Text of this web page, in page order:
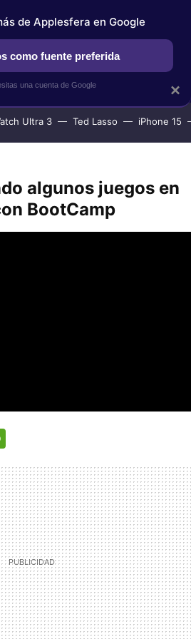
APPLESFERA SELECCIÓN
Ultra 3 Ted Lasso iPhone 15
algunos juegos en
BootCamp
×
de Applesfera en Google
como fuente preferida
una cuenta de Google